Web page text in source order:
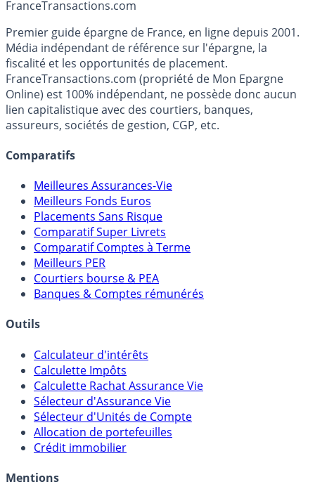
FranceTransactions.com
Premier guide épargne de France, en ligne depuis 2001.
Média indépendant de référence sur l'épargne, la
fiscalité et les opportunités de placement.
FranceTransactions.com (propriété de Mon Epargne
Online) est 100% indépendant, ne possède donc aucun
lien capitalistique avec des courtiers, banques,
assureurs, sociétés de gestion, CGP, etc.
Comparatifs
Meilleures Assurances-Vie
Meilleurs Fonds Euros
Placements Sans Risque
Comparatif Super Livrets
Comparatif Comptes à Terme
Meilleurs PER
Banques & Comptes rémunérés
Outils
Calculateur d'intérêts
Calculette Impôts
Calculette Rachat Assurance Vie
Sélecteur d'Assurance Vie
Sélecteur d'Unités de Compte
Crédit immobilier